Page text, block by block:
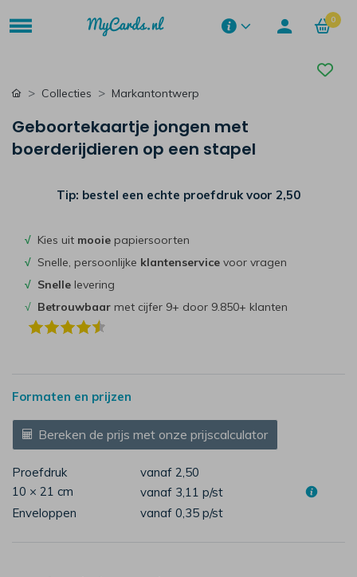
0
Collecties Markantontwerp
Geboortekaartje jongen met
boerderijdieren op een stapel
Tip: bestel een echte proefdruk voor 2,50
√ Kies uit mooie papiersoorten
√ Snelle, persoonlijke klantenservice voor vragen
√ Snelle levering
√ Betrouwbaar met cijfer 9+ door 9.850+ klanten
Formaten en prijzen
Bereken de prijs met onze prijscalculator
Proefdruk
vanaf 2,50
10 × 21 cm
vanaf 3,11 p/st
Enveloppen
vanaf 0,35 p/st